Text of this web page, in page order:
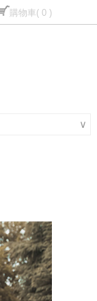
購物車( 0 )
∨